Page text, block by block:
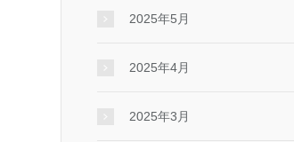
2025年5月
2025年4月
2025年3月